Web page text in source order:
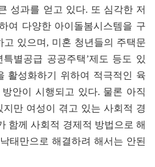
성과를 얻고 있다. 또 심각한 저
여 다양한 아이돌봄시스템을 구
고 있으며, 미혼 청년들의 주택문
별공급 공공주택’제도 등도 있
활성화하기 위하여 적극적인 육
안이 시행되고 있다. 물론 아직
만 여성이 겪고 있는 사회적 경
함께 사회적 경제적 방법으로 해
태만으로 해결하려 해서는 안된